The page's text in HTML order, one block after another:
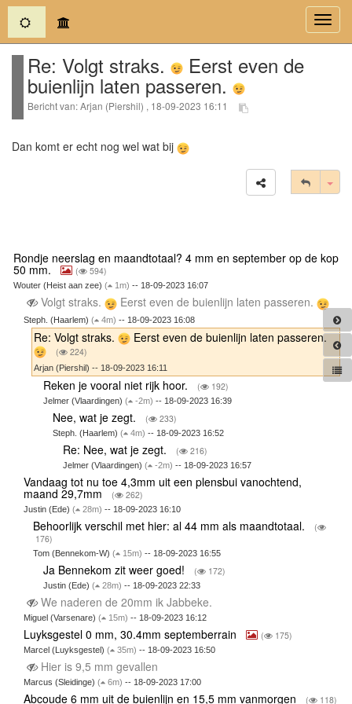
(current)
Re: Volgt straks. Eerst even de
buienlijn laten passeren.
Bericht van: Arjan (Piershil) , 18-09-2023 16:11
Dan komt er echt nog wel wat bij
Rondje neerslag en maandtotaal? 4 mm en september op de kop
50 mm. ( 594)
Wouter (Heist aan zee) ( 1m) -- 18-09-2023 16:07
Volgt straks. Eerst even de buienlijn laten passeren.
Steph. (Haarlem) ( 4m) -- 18-09-2023 16:08
Re: Volgt straks. Eerst even de buienlijn laten passeren.
( 224)
Arjan (Piershil) -- 18-09-2023 16:11
Reken je vooral niet rijk hoor. ( 192)
Jelmer (Vlaardingen) ( -2m) -- 18-09-2023 16:39
Nee, wat je zegt. ( 233)
Steph. (Haarlem)( 4m) -- 18-09-2023 16:52
Re: Nee, wat je zegt. ( 216)
Jelmer (Vlaardingen) ( -2m) -- 18-09-2023 16:57
Vandaag tot nu toe 4,3mm uit een plensbui vanochtend,
maand 29,7mm ( 262)
Justin (Ede) ( 28m) -- 18-09-2023 16:10
Behoorlijk verschil met hier: al 44 mm als maandtotaal.
(
176)
Tom (Bennekom-W)( 15m) -- 18-09-2023 16:55
Ja Bennekom zit weer goed! ( 172)
Justin (Ede) ( 28m) -- 18-09-2023 22:33
We naderen de 20mm ik Jabbeke.
Miguel (Varsenare) ( 15m) -- 18-09-2023 16:12
Luyksgestel 0 mm, 30.4mm septemberrain ( 175)
Marcel (Luyksgestel) ( 35m) -- 18-09-2023 16:50
Hier is 9,5 mm gevallen
Marcus (Sleidinge) ( 6m) -- 18-09-2023 17:00
Abcoude 6 mm uit de buienlijn en 15,5 mm vanmorgen ( 118)